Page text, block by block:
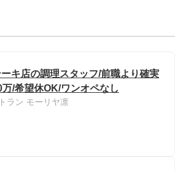
キ店の調理スタッフ/前職より確実
/希望休OK/ワンオペなし
ラン モーリヤ凛